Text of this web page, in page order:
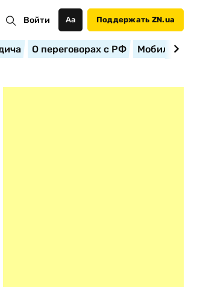
Войти Аа Поддержать ZN.ua
О переговорах с РФ